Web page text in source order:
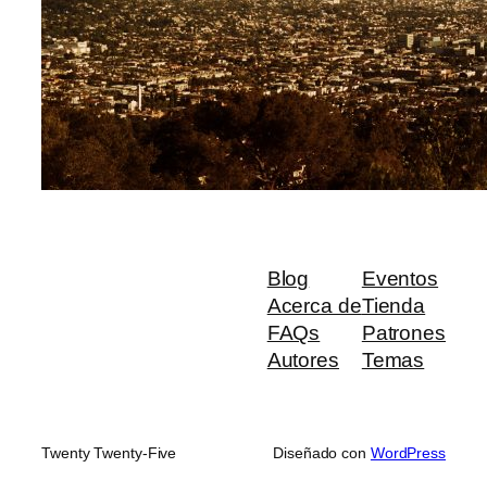
Blog
Acerca de
FAQs
Autores
Eventos
Tienda
Patrones
Temas
Twenty Twenty-Five Diseñado con WordPress